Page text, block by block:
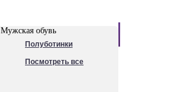
Мужская обувь
Полуботинки
Посмотреть все